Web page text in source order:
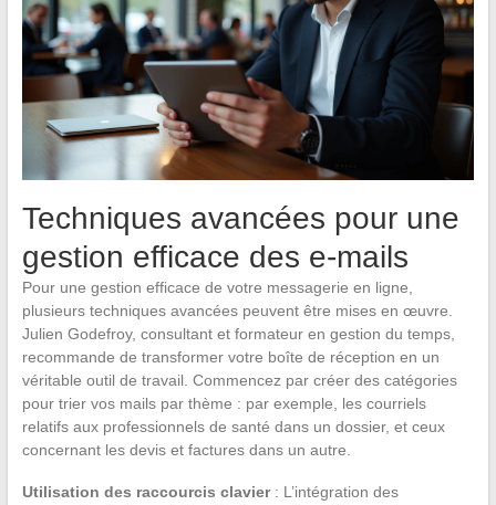
Techniques avancées pour une
gestion efficace des e-mails
Pour une gestion efficace de votre messagerie en ligne,
plusieurs techniques avancées peuvent être mises en œuvre.
Julien Godefroy, consultant et formateur en gestion du temps,
recommande de transformer votre boîte de réception en un
véritable outil de travail. Commencez par créer des catégories
pour trier vos mails par thème : par exemple, les courriels
relatifs aux professionnels de santé dans un dossier, et ceux
concernant les devis et factures dans un autre.
Utilisation des raccourcis clavier: L’intégration des